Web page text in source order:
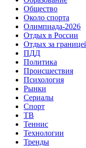
Общество
Около спорта
Олимпиада-2026
Отдых в России
Отдых за
ПДД
Политика
Происшествия
Психология
Рынки
Сериалы
Спорт
ТВ
Теннис
Технологии
Тренды